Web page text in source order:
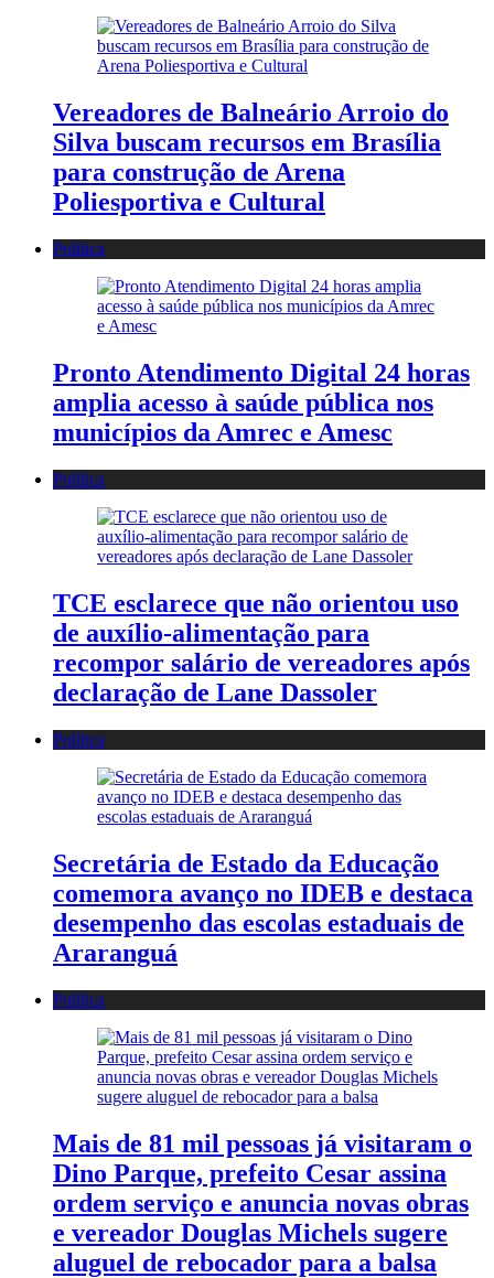
Vereadores de Balneário Arroio do
Silva buscam recursos em Brasília
para construção de Arena
Poliesportiva e Cultural
Política
Pronto Atendimento Digital 24 horas
amplia acesso à saúde pública nos
municípios da Amrec e Amesc
Política
TCE esclarece que não orientou uso
de auxílio-alimentação para
recompor salário de vereadores após
declaração de Lane Dassoler
Política
Secretária de Estado da Educação
comemora avanço no IDEB e destaca
desempenho das escolas estaduais de
Araranguá
Política
Mais de 81 mil pessoas já visitaram o
Dino Parque, prefeito Cesar assina
ordem serviço e anuncia novas obras
e vereador Douglas Michels sugere
aluguel de rebocador para a balsa